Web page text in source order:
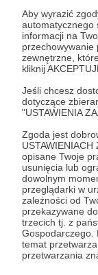
Aby wyrazić
automatycznego
informacji na
zewnętrzne,
kliknij
Jeśli chcesz
dotyczące
"USTAWIENIA
Zgoda jest
USTAWIENIACH
opisane Twoje
usunięcia lub
dowolnym
przeglądarki w
zależności od
przekazywane
trzecich tj. z
Gospodarczego.
temat
przetwarzania
+ na
kartę z
+ przypinki z
+ zakładki
Patroni: 3
50 zł
Dziękujemy!
olbrzymie
wsparciu
się osiągnąć
mogli